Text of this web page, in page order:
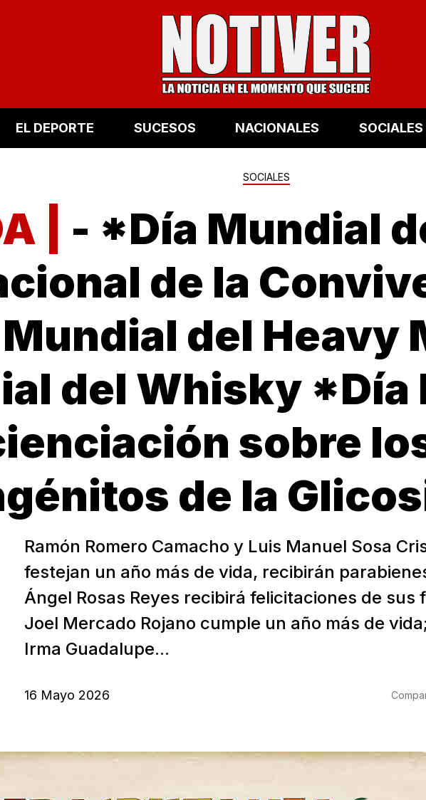
EL DEPORTE SUCESOS NACIONALES SOCIALES
SOCIALES
| - *Día Mundial
de la
del Heavy
del Whisky *Día
sobre
de la
Ramón Romero Camacho y Luis Manuel Sosa
festejan un año más de vida, recibirán
Ángel Rosas Reyes recibirá felicitaciones de sus
Joel Mercado Rojano cumple un año más de
Irma Guadalupe...
16 Mayo 2026